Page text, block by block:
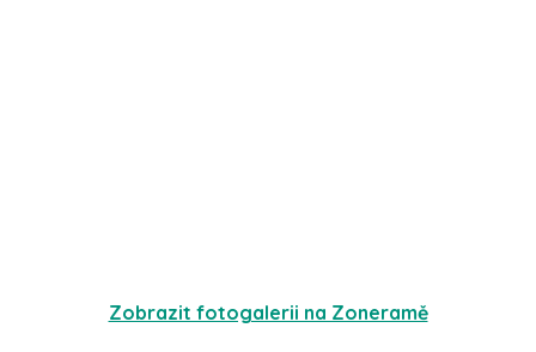
Zobrazit fotogalerii na Zoneramě